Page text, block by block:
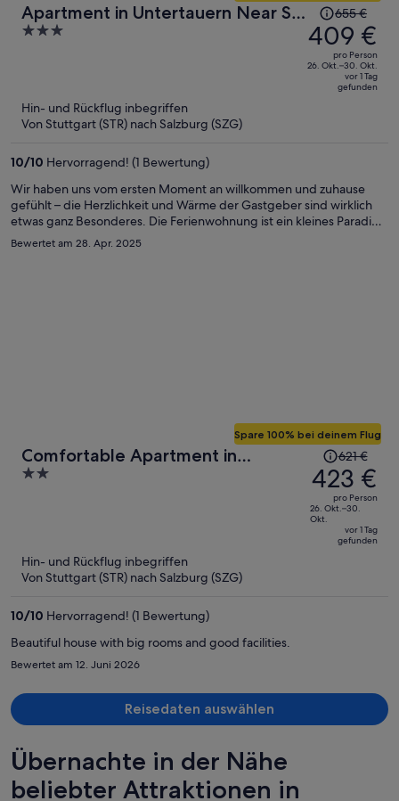
Apartment in Untertauern Near Ski
Slopes
3
Der
Preis
betrug
655 €,
655 €
409 €
pro Person
26. Okt.–30. Okt.
vor 1 Tag
gefunden
Hin- und Rückflug inbegriffen
Von Stuttgart (STR) nach Salzburg (SZG)
10/10 Hervorragend! (1 Bewertung)
Wir haben uns vom ersten Moment an willkommen und zuhause
gefühlt – die Herzlichkeit und Wärme der Gastgeber sind wirklich
etwas ganz Besonderes. Die Ferienwohnung ist ein kleines Paradies:
liebevoll eingerichtet, blitzsauber und mit allem ausgestattet, was
man sich nur wünschen kann. Ich kann diese Unterkunft
Bewertet am 28. Apr. 2025
Comfortable Apartment in
Radstadt on a Farm
2
Spare 100% bei deinem Flug
Der
Preis
betrug
621 €,
jetzt
beträgt
621 €
423 €
pro Person
26. Okt.–30.
Okt.
vor 1 Tag
gefunden
Hin- und Rückflug inbegriffen
Von Stuttgart (STR) nach Salzburg (SZG)
10/10 Hervorragend! (1 Bewertung)
Beautiful house with big rooms and good facilities.
Bewertet am 12. Juni 2026
Reisedaten auswählen
Übernachte in der Nähe
beliebter Attraktionen in